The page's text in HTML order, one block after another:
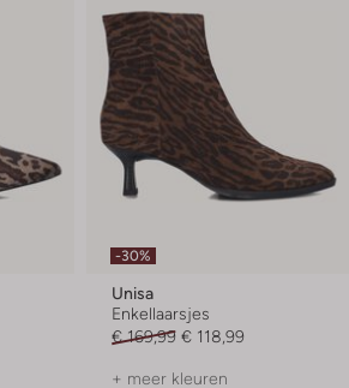
-30%
Unisa
Enkellaarsjes
€ 169,99 € 118,99
+ meer kleuren